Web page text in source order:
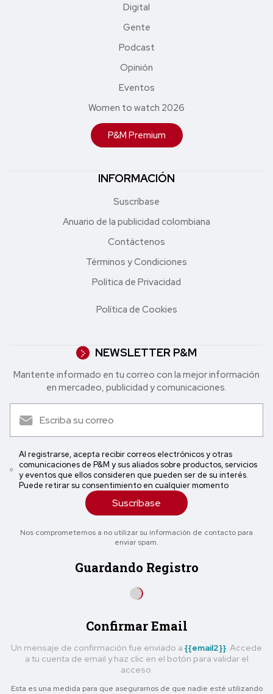
Digital
Gente
Podcast
Opinión
Eventos
Women to watch 2026
P&M Premium
INFORMACIÓN
Suscríbase
Anuario de la publicidad colombiana
Contáctenos
Términos y Condiciones
Política de Privacidad
Política de Cookies
NEWSLETTER P&M
Mantente informado en tu correo con la mejor in formación
en mercadeo, publicidad y comunicaciones.
Al registrarse, acepta recibir correos electrónicos y otras
comunicaciones de P&M y sus aliados sobre productos, servicios
y eventos que ellos consideren que pueden ser de su interés.
Puede retirar su consentimiento en cualquier momento
Suscríbase
Nos comprometemos a no utilizar su información de contacto para
enviar spam.
Guardando Registro
Confirmar Email
Un mensaje de confirmación fue enviado a {{email2}} . Accede
a tu cuenta de email y haz clic en el botón para validar el
acceso.
Esta es una medida para que asegurarnos de que nadie esté utilizando